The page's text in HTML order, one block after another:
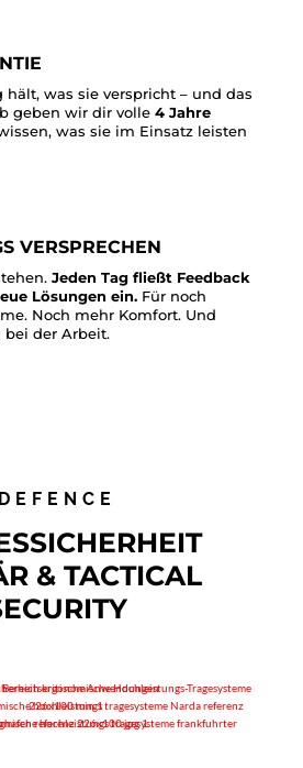
hält, was sie verspricht – und das
geben wir dir volle 4 Jahre
was sie im Einsatz leisten
VERSPRECHEN
Jeden Tag fließt Feedback
Lösungen ein.Für noch
Noch mehr Komfort. Und
der Arbeit.
DEFENCE
& TACTICAL